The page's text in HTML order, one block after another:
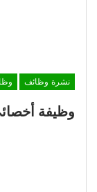
نشرة وظائف
وظيفة